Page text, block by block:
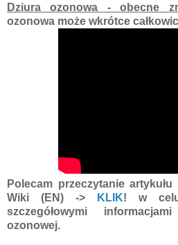
Dziura ozonowa - obecne
ozonowa może wkrótce
Polecam przeczytanie
Wiki (EN) ->
KLIK! w
szczegółowymi
ozonowej.